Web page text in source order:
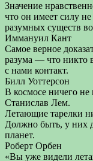
Значение
что он имеет силу
разумных существ
Иммануил Кант
Самое верное
разума — что никто
с нами контакт.
Билл Уоттерсон
В космосе ничего не
Станислав Лем.
Летающие тарелки
Должно быть, у них
планет.
Роберт Орбен
«Вы уже видели